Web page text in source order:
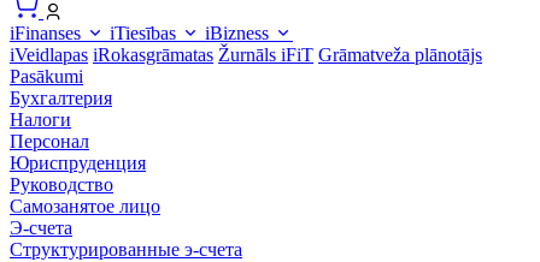
iFinanses iTiesības
iBizness
iVeidlapas iRokasgrāmatas Žurnāls iFiT Grāmatveža plānotājs
Pasākumi
Бухгалтерия
Налоги
Персонал
Юриспруденция
Руководство
Самозанятое лицо
Э-счета
Структурированные э-счета